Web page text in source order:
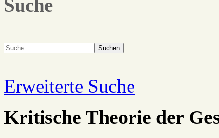
Suche
Suchen
Erweiterte Suche
Kritische Theorie der